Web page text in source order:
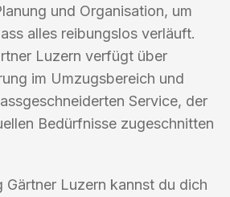
und Organisation, um
alles reibungslos verläuft.
Luzern verfügt über
im Umzugsbereich und
Service, der
Bedürfnisse zugeschnitten
Gärtner Luzern kannst du dich